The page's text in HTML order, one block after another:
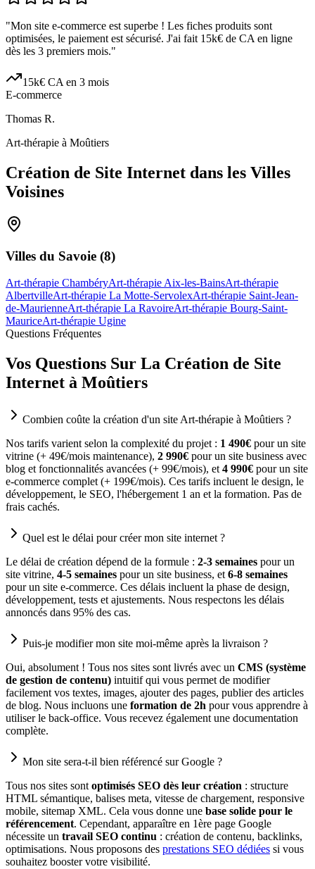
"Mon site e-commerce est superbe ! Les fiches produits sont
optimisées, le paiement est sécurisé. J'ai fait 15k€ de CA en ligne
dès les 3 premiers mois."
15k€ CA en 3 mois
E-commerce
Thomas R.
Art-thérapie à Moûtiers
Création de Site Internet dans les Villes
Voisines
Villes du Savoie (8)
Art-thérapie ChambéryArt-thérapie Aix-les-BainsArt-thérapie
AlbertvilleArt-thérapie La Motte-ServolexArt-thérapie Saint-Jean-
de-MaurienneArt-thérapie La RavoireArt-thérapie Bourg-Saint-
MauriceArt-thérapie Ugine
Questions Fréquentes
Vos Questions Sur La Création de Site
Internet à Moûtiers
Combien coûte la création d'un site Art-thérapie à Moûtiers ?
Nos tarifs varient selon la complexité du projet : 1 490€ pour un site
vitrine (+ 49€/mois maintenance), 2 990€ pour un site business avec
blog et fonctionnalités avancées (+ 99€/mois), et 4 990€ pour un site
e-commerce complet (+ 199€/mois). Ces tarifs incluent le design, le
développement, le SEO, l'hébergement 1 an et la formation. Pas de
frais cachés.
Quel est le délai pour créer mon site internet ?
Le délai de création dépend de la formule : 2-3 semaines pour un
site vitrine, 4-5 semaines pour un site business, et 6-8 semaines
pour un site e-commerce. Ces délais incluent la phase de design,
développement, tests et ajustements. Nous respectons les délais
annoncés dans 95% des cas.
Puis-je modifier mon site moi-même après la livraison ?
Oui, absolument ! Tous nos sites sont livrés avec un CMS (système
de gestion de contenu) intuitif qui vous permet de modifier
facilement vos textes, images, ajouter des pages, publier des articles
de blog. Nous incluons une formation de 2h pour vous apprendre à
utiliser le back-office. Vous recevez également une documentation
complète.
Mon site sera-t-il bien référencé sur Google ?
Tous nos sites sont optimisés SEO dès leur création : structure
HTML sémantique, balises meta, vitesse de chargement, responsive
mobile, sitemap XML. Cela vous donne une base solide pour le
référencement. Cependant, apparaître en 1ère page Google
nécessite un travail SEO continu : création de contenu, backlinks,
optimisations. Nous proposons des prestations SEO dédiées si vous
souhaitez booster votre visibilité.